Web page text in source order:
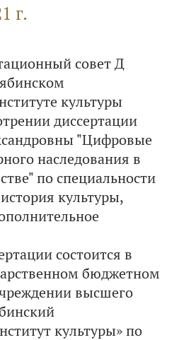
г.
совет Д
культуры
диссертации
"Цифровые
наследования в
по специальности
культуры,
состоится в
бюджетном
высшего
культуры» по